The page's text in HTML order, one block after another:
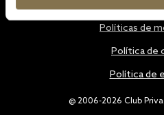
@ 2006-2026 Club
Políticas de
Política de
Política de